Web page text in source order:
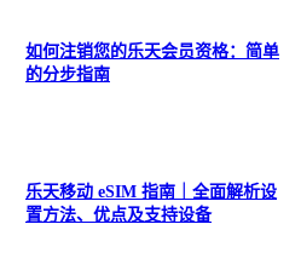
如何注销您的乐天会员资格：简单
的分步指南
乐天移动 eSIM 指南｜全面解析设
置方法、优点及支持设备